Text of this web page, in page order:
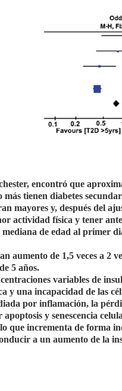
encontró que
más tienen diabetes
mayores y, después del
actividad física y tener
de edad al primer
aumento de 1,5 veces a 2
5 años.
variables de
y una incapacidad de las
por inflamación, la
y senescencia
que incrementa de forma
a un aumento de la